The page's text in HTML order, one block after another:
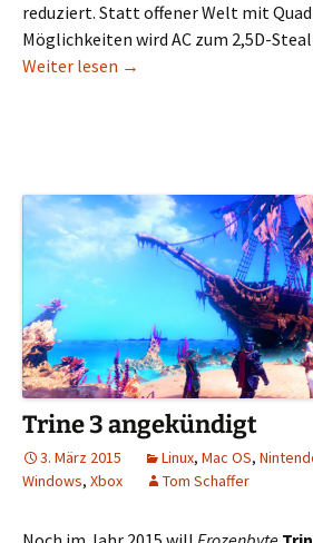
reduziert. Statt offener Welt mit
Möglichkeiten wird AC zum 2,5D-
Weiter lesen Assassin’s Creed
→
Trine 3 angekündigt
3. März 2015 Linux, Mac OS,
Windows, Xbox Tom Schaffer